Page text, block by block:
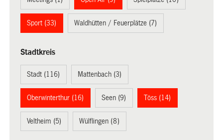
Sport (33) Waldhütten / Feuerplätze (7)
Stadtkreis
Stadt (116) Mattenbach (3)
Oberwinterthur (16) Seen (9) Töss (14)
Veltheim (5) Wülflingen (8)